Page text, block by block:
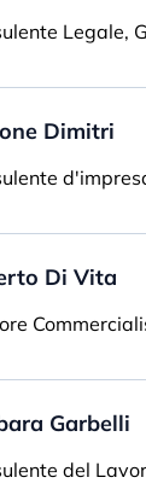
Legale,
Dimitri
Di Vita
Garbelli
del